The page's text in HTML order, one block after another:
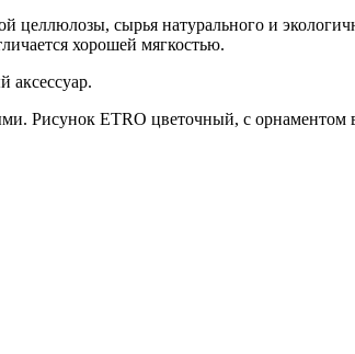
целлюлозы, сырья натурального и
хорошей мягкостью.
аксессуар.
Рисунок ETRO цветочный, с орнаментом